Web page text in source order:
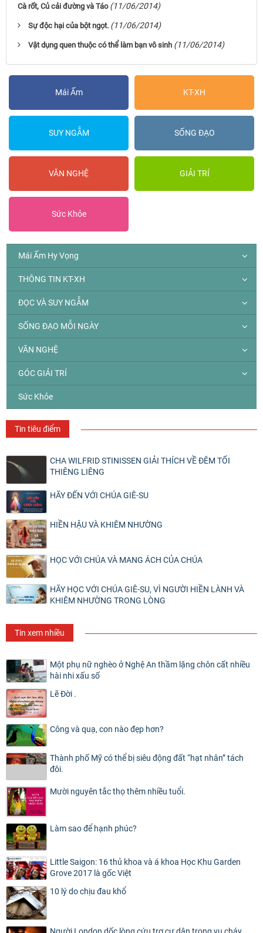
Cà rốt, Củ cải đường và Táo (11/06/2014)
Sự độc hại của bột ngọt. (11/06/2014)
Vật dụng quen thuộc có thể làm bạn vô sinh (11/06/2014)
Mái Ấm KT-XH
SUY NGẪM SỐNG ĐẠO
VĂN NGHỆ GIẢI TRÍ
Sức Khỏe
Mái Ấm Hy Vọng
THÔNG TIN KT-XH
ĐỌC VÀ SUY NGẪM
SỐNG ĐẠO MỖI NGÀY
VĂN NGHỆ
GÓC GIẢI TRÍ
Sức Khỏe
Tin tiêu điểm
CHA WILFRID STINISSEN GIẢI THÍCH VỀ ĐÊM TỐI
THIÊNG LIÊNG
HÃY ĐẾN VỚI CHÚA GIÊ-SU
HIỀN HẬU VÀ KHIÊM NHƯỜNG
HỌC VỚI CHÚA VÀ MANG ÁCH CỦA CHÚA
HÃY HỌC VỚI CHÚA GIÊ-SU, VÌ NGƯỜI HIỀN LÀNH VÀ
KHIÊM NHƯỜNG TRONG LÒNG
Tin xem nhiều
Một phụ nữ nghèo ở Nghệ An thầm lặng chôn cất nhiều
hài nhi xấu số
Lẽ Đời .
Công và quạ, con nào đẹp hơn?
Thành phố Mỹ có thể bị siêu động đất “hạt nhân” tách
đôi.
Mười nguyên tắc thọ thêm nhiều tuổi.
Làm sao để hạnh phúc?
Little Saigon: 16 thủ khoa và á khoa Học Khu Garden
Grove 2017 là gốc Việt
10 lý do chịu đau khổ
Người London dốc lòng cứu trợ cư dân trong vụ cháy